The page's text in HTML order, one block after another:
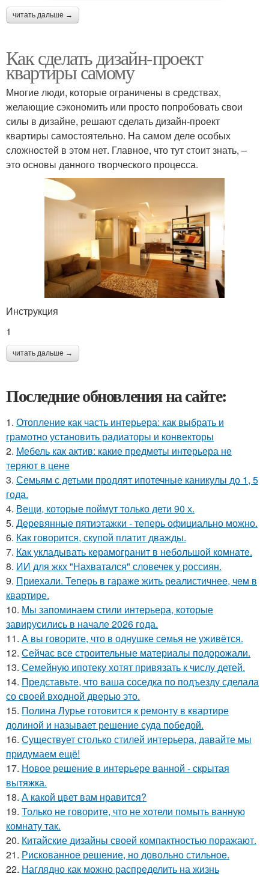
читать дальше →
Как сделать дизайн-проект
квартиры самому
Многие люди, которые ограничены в средствах,
желающие сэкономить или просто попробовать свои
силы в дизайне, решают сделать дизайн-проект
квартиры самостоятельно. На самом деле особых
сложностей в этом нет. Главное, что тут стоит знать, –
это основы данного творческого процесса.
Инструкция
1
читать дальше →
Последние обновления на сайте:
1. Отопление как часть интерьера: как выбрать и
грамотно установить радиаторы и конвекторы
2. Мебель как актив: какие предметы интерьера не
теряют в цене
3. Семьям с детьми продлят ипотечные каникулы до 1, 5
года.
4. Вещи, которые поймут только дети 90 х.
5. Деревянные пятиэтажки - теперь официально можно.
6. Как говорится, скупой платит дважды.
7. Как укладывать керамогранит в небольшой комнате.
8. ИИ для жкх "Нахватался" словечек у россиян.
9. Приехали. Теперь в гараже жить реалистичнее, чем в
квартире.
10. Мы запоминаем стили интерьера, которые
завирусились в начале 2026 года.
11. А вы говорите, что в однушке семья не уживётся.
12. Сейчас все строительные материалы подорожали.
13. Семейную ипотеку хотят привязать к числу детей.
14. Представьте, что ваша соседка по подъезду сделала
со своей входной дверью это.
15. Полина Лурье готовится к ремонту в квартире
долиной и называет решение суда победой.
16. Существует столько стилей интерьера, давайте мы
придумаем ещё!
17. Новое решение в интерьере ванной - скрытая
вытяжка.
18. А какой цвет вам нравится?
19. Только не говорите, что не хотели помыть ванную
комнату так.
20. Китайские дизайны своей компактностью поражают.
21. Рискованное решение, но довольно стильное.
22. Наглядно как можно распределить на жизнь